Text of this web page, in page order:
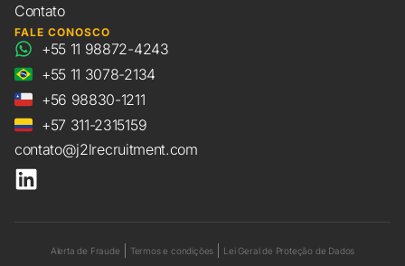
Contato
FALE CONOSCO
+55 11 98872-4243
+55 11 3078-2134
+56 98830-1211
+57 311-2315159
contato@j2lrecruitment.com
Alerta de Fraude Termos e condições Lei Geral de Proteção de Dados